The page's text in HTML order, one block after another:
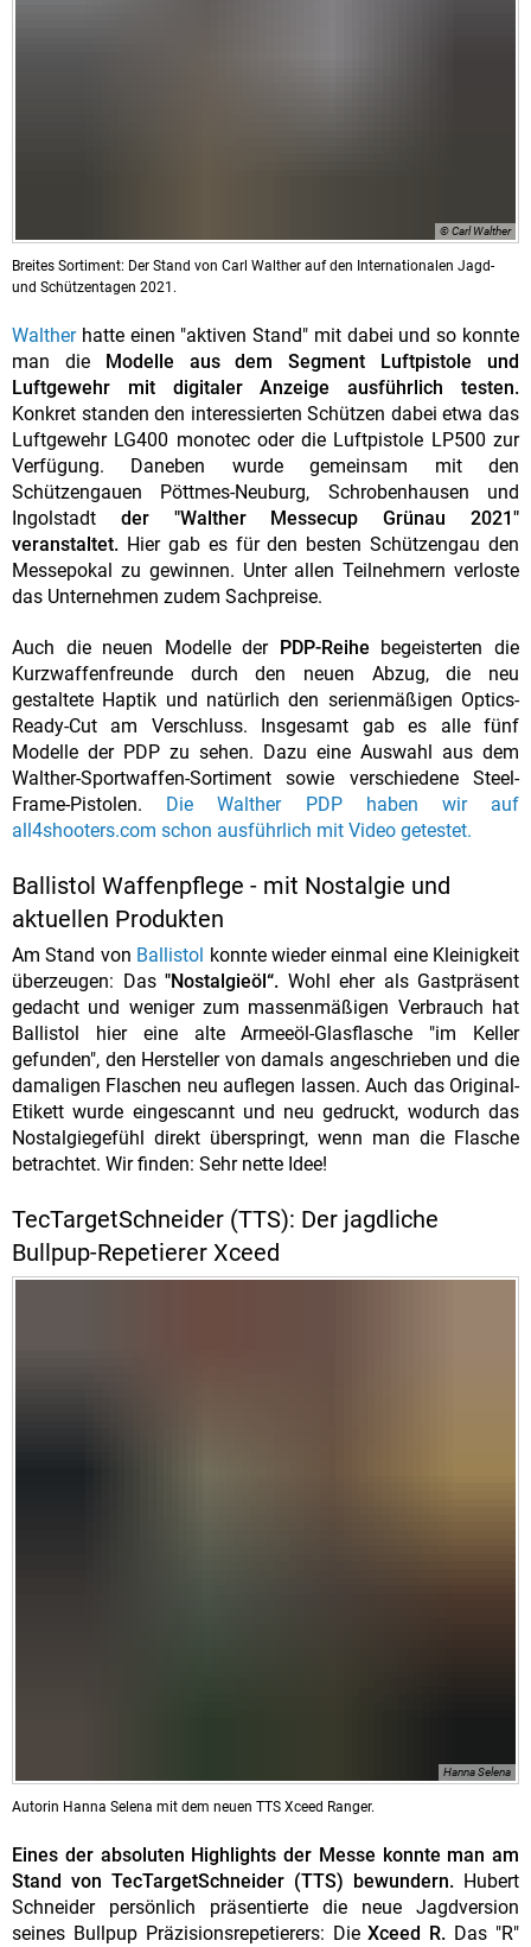
© Carl Walther
Breites Sortiment: Der Stand von Carl Walther auf den Internationalen Jagd-
und Schützentagen 2021.
Waltherhatte einen "aktiven Stand" mit dabei und so konnte
man die
Modelle aus dem Segment Luftpistole und
Luftgewehr mit digitaler Anzeige ausführlich testen.
Konkret standen den interessierten Schützen dabei etwa das
Luftgewehr LG400 monotec oder die Luftpistole LP500 zur
Verfügung. Daneben wurde gemeinsam mit den
Schützengauen Pöttmes-Neuburg, Schrobenhausen und
Ingolstadt der "Walther Messecup Grünau 2021"
veranstaltet. Hier gab es für den besten Schützengau den
Messepokal zu gewinnen. Unter allen Teilnehmern verloste
das Unternehmen zudem Sachpreise.
Auch die neuen Modelle der PDP-Reihe begeisterten die
Kurzwaffenfreunde durch den neuen Abzug, die neu
gestaltete Haptik und natürlich den serienmäßigen Optics-
Ready-Cut am Verschluss. Insgesamt gab es alle fünf
Modelle der PDP zu sehen. Dazu eine Auswahl aus dem
Walther-Sportwaffen-Sortiment sowie verschiedene Steel-
Frame-Pistolen. Die Walther PDP haben wir auf
all4shooters.com schon ausführlich mit Video getestet.
Ballistol Waffenpflege - mit Nostalgie und
aktuellen Produkten
Am Stand von Ballistol konnte wieder einmal eine Kleinigkeit
überzeugen: Das "Nostalgieöl“. Wohl eher als Gastpräsent
gedacht und weniger zum massenmäßigen Verbrauch hat
Ballistol hier eine alte Armeeöl-Glasflasche "im Keller
gefunden", den Hersteller von damals angeschrieben und die
damaligen Flaschen neu auflegen lassen. Auch das Original-
Etikett wurde eingescannt und neu gedruckt, wodurch das
Nostalgiegefühl direkt überspringt, wenn man die Flasche
betrachtet. Wir finden: Sehr nette Idee!
TecTargetSchneider (TTS): Der jagdliche
Bullpup-Repetierer Xceed
Hanna Selena
Autorin Hanna Selena mit dem neuen TTS Xceed Ranger.
Eines der absoluten Highlights der Messe konnte man am
Stand von TecTargetSchneider (TTS) bewundern. Hubert
Schneider persönlich präsentierte die neue Jagdversion
seines Bullpup Präzisionsrepetierers: DieXceed R. Das "R"